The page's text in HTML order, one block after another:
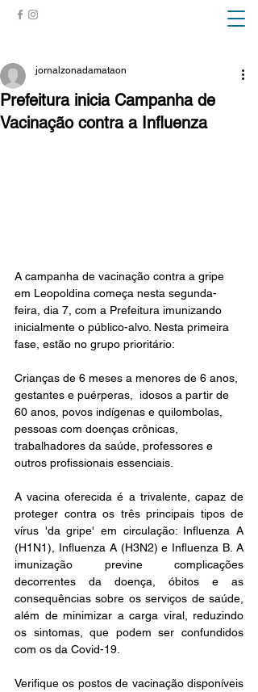
Prefeitura inicia Campanha de
Vacinação contra a Influenza
jornalzonadamataon
A campanha de vacinação contra a gripe
em Leopoldina começa nesta segunda-
feira, dia 7, com a Prefeitura imunizando
inicialmente o público-alvo. Nesta primeira
fase, estão no grupo prioritário:
Crianças de 6 meses a menores de 6 anos,
gestantes e puérperas,  idosos a partir de
60 anos, povos indígenas e quilombolas,
pessoas com doenças crônicas,
trabalhadores da saúde, professores e
outros profissionais essenciais.
A vacina oferecida é a trivalente, capaz de
proteger contra os três principais tipos de
vírus 'da gripe' em circulação: Influenza A
(H1N1), Influenza A (H3N2) e Influenza B. A
imunização previne complicações
decorrentes da doença, óbitos e as
consequências sobre os serviços de saúde,
além de minimizar a carga viral, reduzindo
os sintomas, que podem ser confundidos
com os da Covid-19.
Verifique os postos de vacinação disponíveis